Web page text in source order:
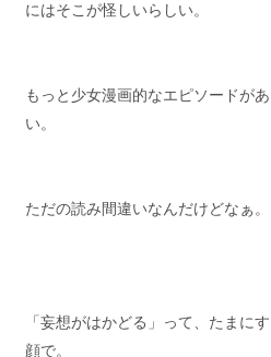
にはそこが怪しいらしい。
もっと少女漫画的なエピソードが
い。
ただの読み間違いなんだけどなぁ。
「妄想がはかどる」って、たまに
顔で。